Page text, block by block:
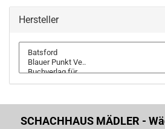
Hersteller
SCHACHHAUS MÄDLER -